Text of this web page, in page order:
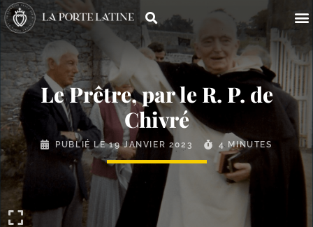
Le Prêtre, par le R. P. de
Chivré
PUBLIÉ LE19 JANVIER 2023 4 MINUTES